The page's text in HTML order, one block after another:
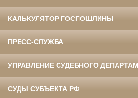
КАЛЬКУЛЯТОР ГОСПОШЛИНЫ
ПРЕСС-СЛУЖБА
УПРАВЛЕНИЕ СУДЕБНОГО
СУДЫ СУБЪЕКТА РФ